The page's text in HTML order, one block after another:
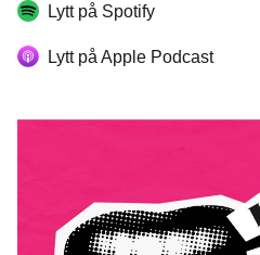
Lytt på Spotify
Lytt på Apple Podcast